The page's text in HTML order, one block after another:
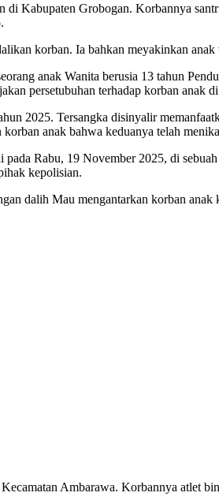
di Kabupaten Grobogan. Korbannya
korban. Ia bahkan meyakinkan
anak Wanita berusia 13 tahun
persetubuhan terhadap korban anak
2025. Tersangka disinyalir
anak bahwa keduanya telah
Rabu, 19 November 2025, di
kepolisian.
dalih Mau mengantarkan korban
Ambarawa. Korbannya atlet